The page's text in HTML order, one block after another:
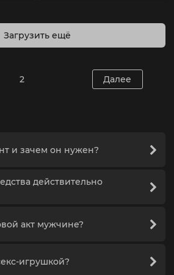
Загрузить ещё
2 Далее
и зачем он нужен?
действительно
акт мужчине?
игрушкой?